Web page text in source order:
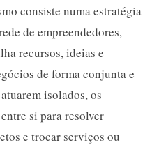
consiste numa estratégia
de empreendedores,
recursos, ideias e
de forma conjunta e
isolados, os
si para resolver
e trocar serviços ou